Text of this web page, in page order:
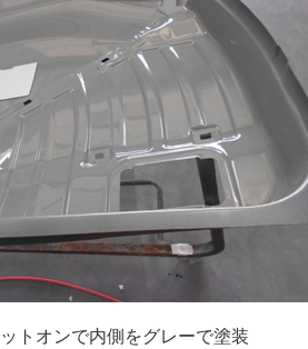
トオンで内側をグレーで塗装